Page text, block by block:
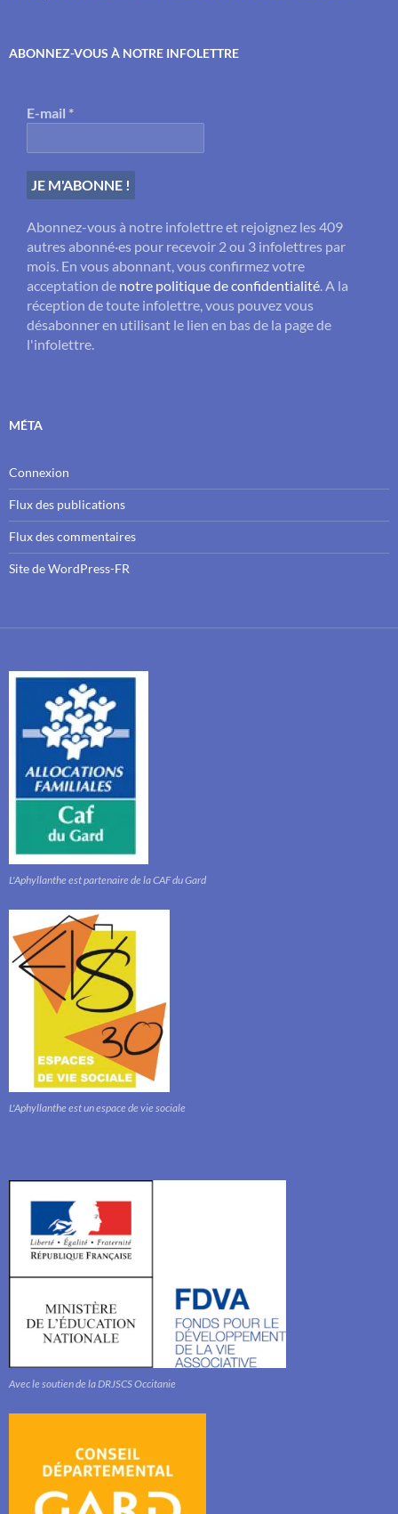
ABONNEZ-VOUS À NOTRE INFOLETTRE
E-mail *
Abonnez-vous à notre infolettre et rejoignez les 409
autres abonné·es pour recevoir 2 ou 3 infolettres par
mois. En vous abonnant, vous confirmez votre
acceptation de notre politique de confidentialité . A la
réception de toute infolettre, vous pouvez vous
désabonner en utilisant le lien en bas de la page de
l'infolettre.
MÉTA
Connexion
Flux des publications
Flux des commentaires
Site de WordPress-FR
L'Aphyllanthe est partenaire de la CAF du Gard
L'Aphyllanthe est un espace de vie sociale
Avec le soutien de la DRJSCS Occitanie